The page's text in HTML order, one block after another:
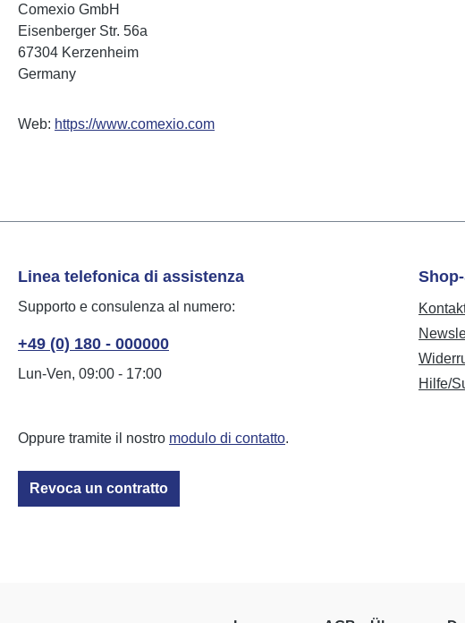
Comexio GmbH
Eisenberger Str. 56a
67304 Kerzenheim
Germany
Web: https://www.comexio.com
Linea telefonica di assistenza
Supporto e consulenza al numero:
+49 (0) 180 - 000000
Lun-Ven, 09:00 - 17:00
Oppure tramite il nostro modulo di contatto.
Revoca un contratto
Hilfe/